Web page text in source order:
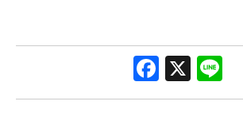
F
a
X
n